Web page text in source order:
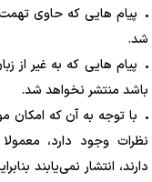
پیام هایی که حاوی تهمت
شد.
پیام هایی که به غیر از
باشد منتشر نخواهد شد.
با توجه به آن که امکان
نظرات وجود دارد،
دارند، انتشار نمی‌یابند